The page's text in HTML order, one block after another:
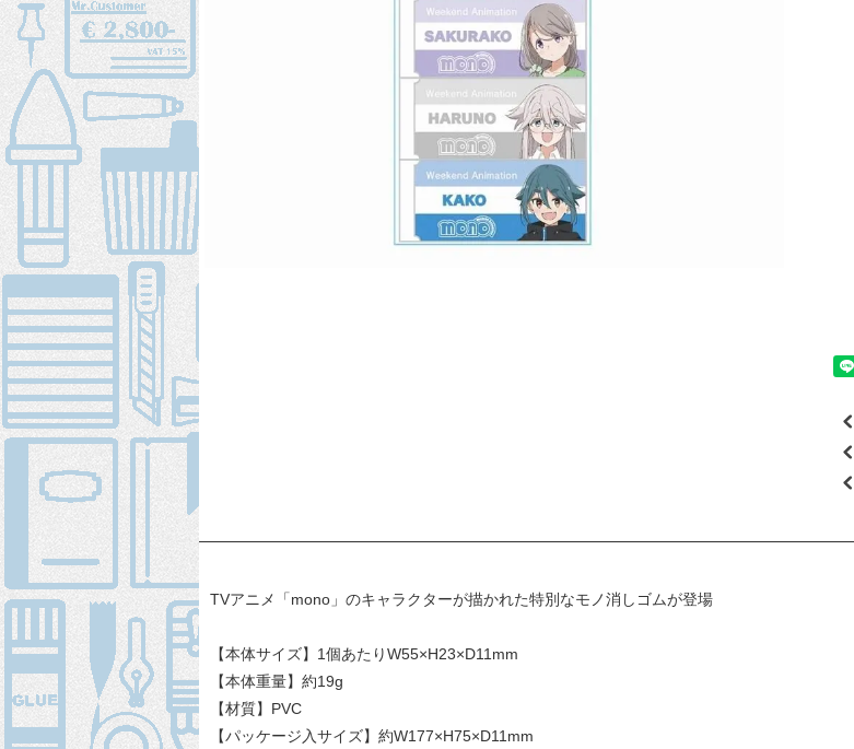
TVアニメ「mono」のキャラクターが描かれた特別なモノ消しゴムが登場
【本体サイズ】1個あたりW55×H23×D11mm
【本体重量】約19g
【材質】PVC
【パッケージ入サイズ】約W177×H75×D11mm